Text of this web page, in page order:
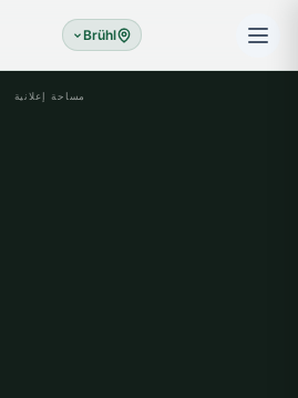
Brühl
مساحة إعلانية